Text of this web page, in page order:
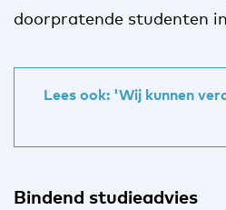
doorpratende studenten
Lees ook: 'Wij kunnen
Bindend studieadvies